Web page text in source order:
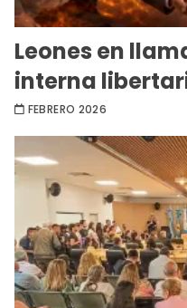
Leones en
interna
FEBRERO 2026